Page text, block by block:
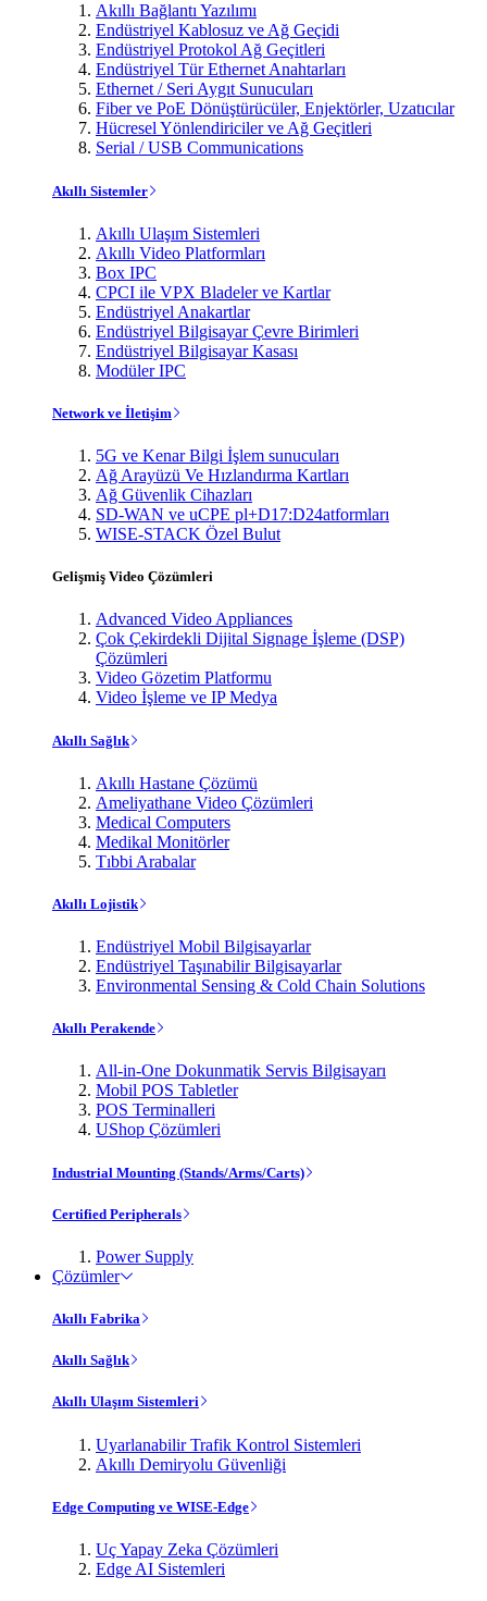
Akıllı Bağlantı Yazılımı
Endüstriyel Kablosuz ve Ağ Geçidi
Endüstriyel Protokol Ağ Geçitleri
Endüstriyel Tür Ethernet Anahtarları
Ethernet / Seri Aygıt Sunucuları
Fiber ve PoE Dönüştürücüler, Enjektörler, Uzatıcılar
Hücresel Yönlendiriciler ve Ağ Geçitleri
Serial / USB Communications
Akıllı Sistemler
Akıllı Ulaşım Sistemleri
Akıllı Video Platformları
Box IPC
CPCI ile VPX Bladeler ve Kartlar
Endüstriyel Anakartlar
Endüstriyel Bilgisayar Çevre Birimleri
Endüstriyel Bilgisayar Kasası
Modüler IPC
Network ve İletişim
5G ve Kenar Bilgi İşlem sunucuları
Ağ Arayüzü Ve Hızlandırma Kartları
Ağ Güvenlik Cihazları
SD-WAN ve uCPE pl+D17:D24atformları
WISE-STACK Özel Bulut
Gelişmiş Video Çözümleri
Advanced Video Appliances
Çok Çekirdekli Dijital Signage İşleme (DSP)
Çözümleri
Video Gözetim Platformu
Video İşleme ve IP Medya
Akıllı Sağlık
Akıllı Hastane Çözümü
Ameliyathane Video Çözümleri
Medical Computers
Medikal Monitörler
Tıbbi Arabalar
Akıllı Lojistik
Endüstriyel Mobil Bilgisayarlar
Endüstriyel Taşınabilir Bilgisayarlar
Environmental Sensing & Cold Chain Solutions
Akıllı Perakende
All-in-One Dokunmatik Servis Bilgisayarı
Mobil POS Tabletler
POS Terminalleri
UShop Çözümleri
Industrial Mounting (Stands/Arms/Carts)
Certified Peripherals
Power Supply
Çözümler
Akıllı Fabrika
Akıllı Sağlık
Akıllı Ulaşım Sistemleri
Uyarlanabilir Trafik Kontrol Sistemleri
Akıllı Demiryolu Güvenliği
Edge Computing ve WISE-Edge
Uç Yapay Zeka Çözümleri
Edge AI Sistemleri